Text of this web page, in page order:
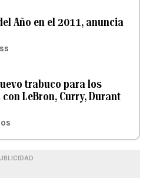
Año en el 2011, anuncia
trabuco para los
LeBron, Curry, Durant